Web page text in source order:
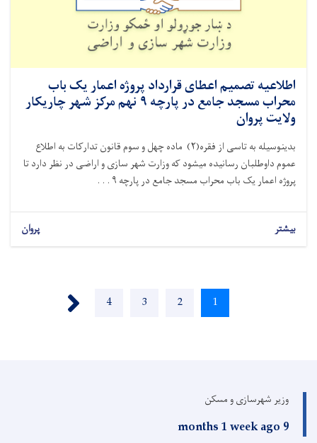
اطلاعیه تصمیم اعطای قرارداد پروژه اعمار یک باب
محراب مسجد جامع در پارچه ۹ نهم مرکز شهر چاریکار
ولایت پروان
بدینوسیله به تاسی از فقره(۲) ماده چهل و سوم قانون تدارکات به اطلاع
عموم داوطلبان رسانیده میشود که وزارت شهر سازی و اراضی در نظر دارد تا
پروژه اعمار یک باب محراب مسجد جامع در پارچه ۹ . . .
بیشتر پروان
Current
1
Page
2
Page
3
Page
4
وزیر شهرسازی و مسکن
9 months 1 week ago